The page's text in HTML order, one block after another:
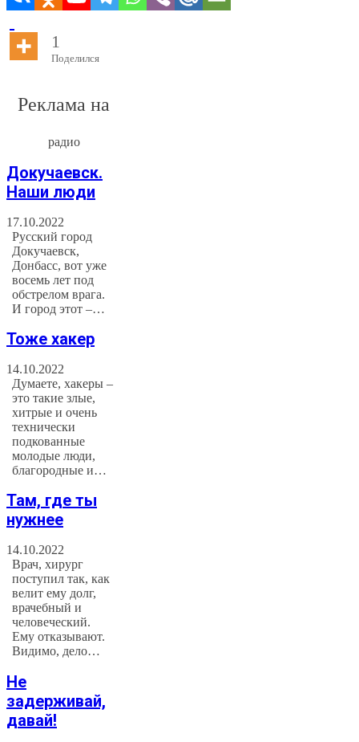
1
Поделился
Реклама на
радио
Докучаевск.
Наши люди
17.10.2022
Русский город
Докучаевск,
Донбасс, вот уже
восемь лет под
обстрелом врага.
И город этот –…
Тоже хакер
14.10.2022
Думаете, хакеры –
это такие злые,
хитрые и очень
технически
подкованные
молодые люди,
благородные и…
Там, где ты
нужнее
14.10.2022
Врач, хирург
поступил так, как
велит ему долг,
врачебный и
человеческий.
Ему отказывают.
Видимо, дело…
Не
задерживай,
давай!